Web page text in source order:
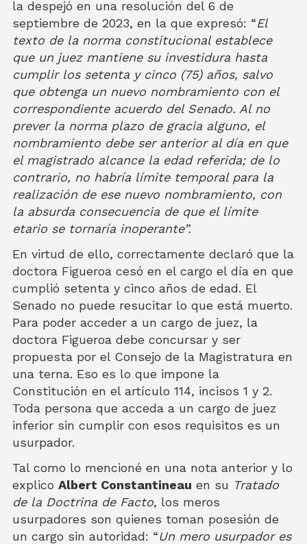
la despejó en una resolución del 6 de
septiembre de 2023, en la que expresó: “El
texto de la norma constitucional establece
que un juez mantiene su investidura hasta
cumplir los setenta y cinco (75) años, salvo
que obtenga un nuevo nombramiento con el
correspondiente acuerdo del Senado. Al no
prever la norma plazo de gracia alguno, el
nombramiento debe ser anterior al día en que
el magistrado alcance la edad referida; de lo
contrario, no habría límite temporal para la
realización de ese nuevo nombramiento, con
la absurda consecuencia de que el límite
etario se tornaría inoperante”.
En virtud de ello, correctamente declaró que la
doctora Figueroa cesó en el cargo el día en que
cumplió setenta y cinco años de edad. El
Senado no puede resucitar lo que está muerto.
Para poder acceder a un cargo de juez, la
doctora Figueroa debe concursar y ser
propuesta por el Consejo de la Magistratura en
una terna. Eso es lo que impone la
Constitución en el artículo 114, incisos 1 y 2.
Toda persona que acceda a un cargo de juez
inferior sin cumplir con esos requisitos es un
usurpador.
Tal como lo mencioné en una nota anterior y lo
explico Albert Constantineau en su Tratado
de la Doctrina de Facto, los meros
usurpadores son quienes toman posesión de
un cargo sin autoridad: “Un mero usurpador es